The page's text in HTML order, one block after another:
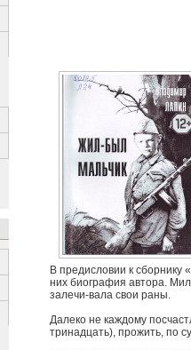
В предисловии к сборнику
них биография автора.
залечи-вала свои раны.
Далеко не каждому
тринадцать), прожить, по